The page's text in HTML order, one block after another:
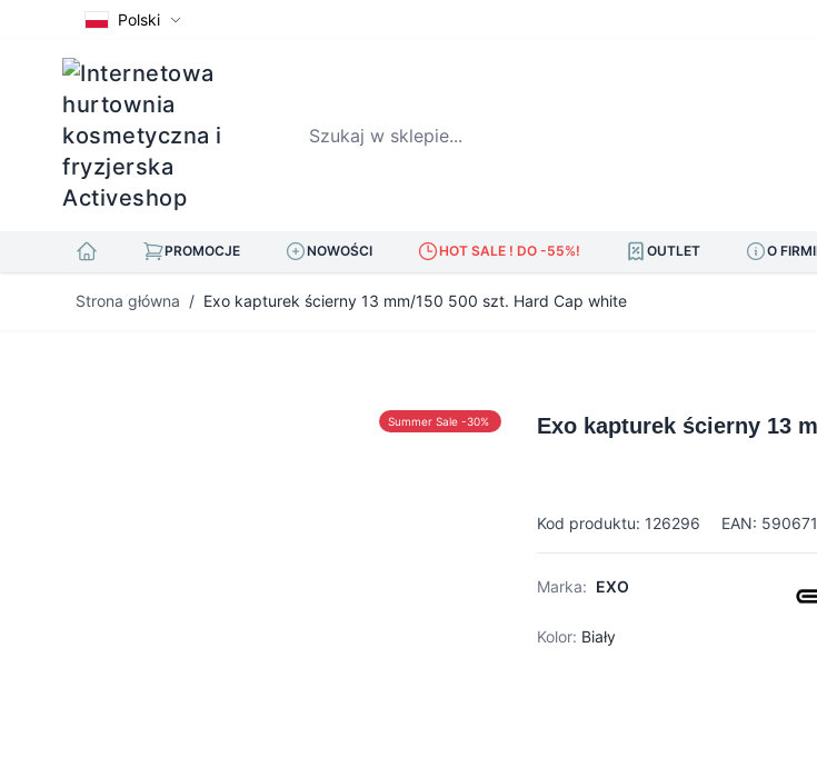
Polski
Szukaj w sklepie...
PROMOCJE NOWOŚCI HOT SALE ! DO -55%! OUTLET O
Strona główna / Exo kapturek ścierny 13 mm/150 500 szt. Hard Cap white
Summer Sale -30% Exo kapturek ścierny 13
Kod produktu: 126296 EAN:
Marka: EXO
Kolor: Biały